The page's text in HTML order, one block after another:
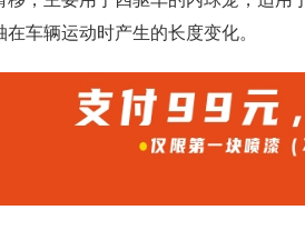
在车辆运动时产生的长度变化。